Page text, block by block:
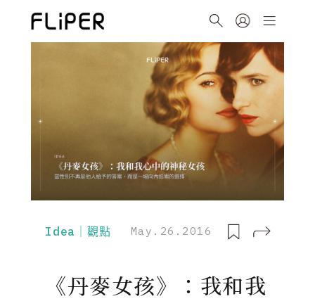
Idea｜觀點 May.26.2016
《丹麥女孩》：我和我